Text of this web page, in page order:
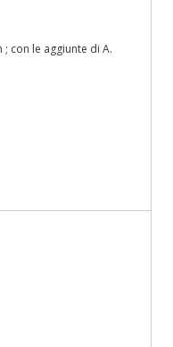
con le aggiunte di A.